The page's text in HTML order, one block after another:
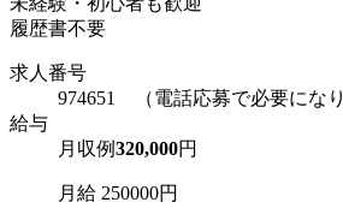
履歴書不要
求人番号
974651 （電話応募で必要になり
給与
月収例320,000円
月給 250000円